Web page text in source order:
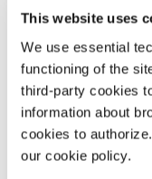
This website uses
We use essential
functioning of the
third-party cookies
information about
cookies to
our cookie policy.